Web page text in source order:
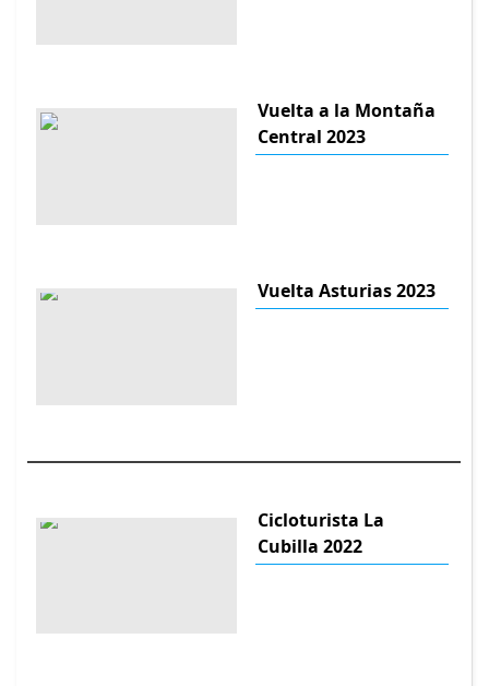
Vuelta a la Montaña
Central 2023
Vuelta Asturias 2023
Cicloturista La
Cubilla 2022